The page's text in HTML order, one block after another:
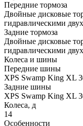
Передние тормоза
Двойные дисковые
гидравлическими
Задние тормоза
Двойные дисковые
гидравлическими
Колеса и шины
Передние шины
XPS Swamp King XL
Задние шины
XPS Swamp King XL
Колеса, д
14
Особенности